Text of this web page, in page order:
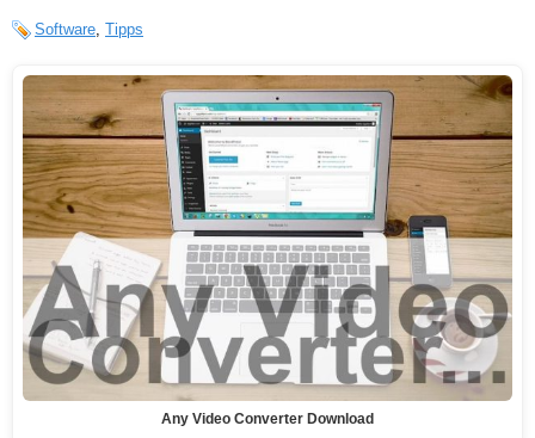
Software Tipps
Any Video Converter Download